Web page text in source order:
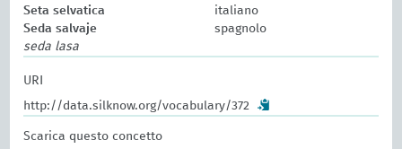
Seta selvatica
italiano
Seda salvaje
spagnolo
seda lasa
URI
http://data.silknow.org/vocabulary/372
Scarica questo concetto